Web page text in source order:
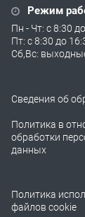
Режим
Пн - Чт: с 8:30
Пт: с 8:30 до
Сб,Вс:
Сведения об
Политика в
обработки
данных
Политика
файлов cookie